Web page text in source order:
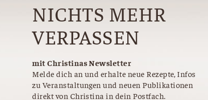
NICHTS MEHR
VERPASSEN
mit Christinas Newsletter
Melde dich an und erhalte neue Rezepte, Infos
zu Veranstaltungen und neuen Publikationen
direkt von Christina in dein Postfach.